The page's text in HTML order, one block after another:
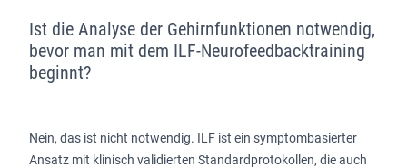
Ist die Analyse der Gehirnfunktionen notwendig,
bevor man mit dem ILF-Neurofeedbacktraining
beginnt?
Nein, das ist nicht notwendig. ILF ist ein symptombasierter
Ansatz mit klinisch validierten Standardprotokollen, die auch